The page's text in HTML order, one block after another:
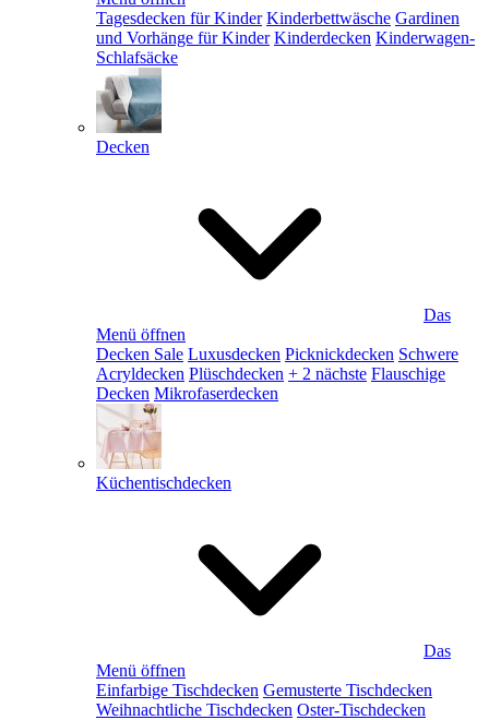
Tagesdecken für Kinder Kinderbettwäsche Gardinen
und Vorhänge für Kinder Kinderdecken Kinderwagen-
Schlafsäcke
Decken
Das
Menü öffnen
Decken Sale Luxusdecken Picknickdecken Schwere
Acryldecken Plüschdecken + 2 nächste Flauschige
Decken Mikrofaserdecken
Küchentischdecken
Das
Menü öffnen
Einfarbige Tischdecken Gemusterte Tischdecken
Weihnachtliche Tischdecken Oster-Tischdecken